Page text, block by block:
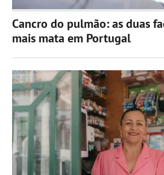
Cancro do pulmão: as duas
mais mata em Portugal